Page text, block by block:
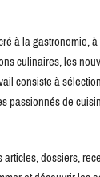
à la gastronomie,
culinaires, les
consiste à
passionnés de
dossiers,